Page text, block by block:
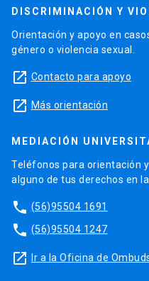
DISCRIMINACIÓN Y
Orientación y apoyo en
género o violencia sexual.
launch Contacto para apoyo
launch Más orientación
MEDIACIÓN
Teléfonos para orientación
alguno de tus derechos en
phone (56)95504 1691
phone (56)95504 1247
launch Ir a la Oficina de